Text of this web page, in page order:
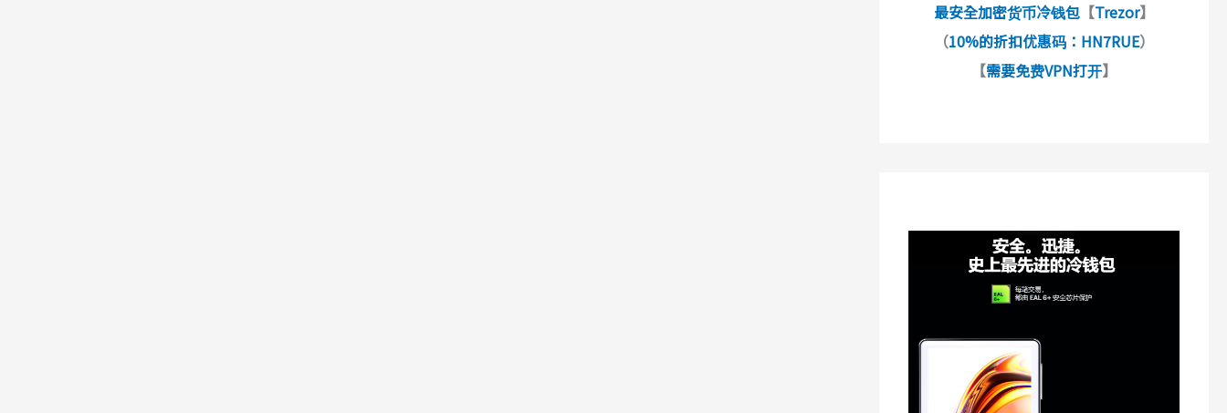
最安全加密货币冷钱包【Trezor】
（10%的折扣优惠码：HN7RUE）
【需要免费VPN打开】